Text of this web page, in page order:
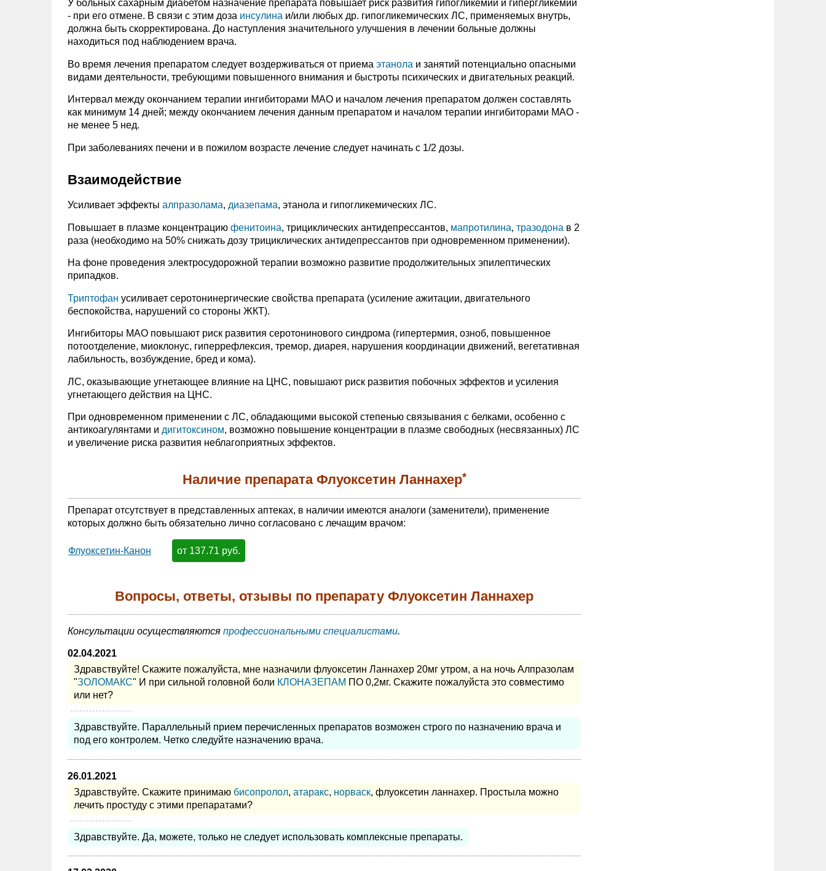
У больных сахарным диабетом назначение препарата повышает риск развития гипогликемии и гипергликемии
- при его отмене. В связи с этим доза инсулина и/или любых др. гипогликемических ЛС, применяемых внутрь,
должна быть скорректирована. До наступления значительного улучшения в лечении больные должны
находиться под наблюдением врача.
Во время лечения препаратом следует воздерживаться от приема этанола и занятий потенциально опасными
видами деятельности, требующими повышенного внимания и быстроты психических и двигательных реакций.
Интервал между окончанием терапии ингибиторами МАО и началом лечения препаратом должен составлять
как минимум 14 дней; между окончанием лечения данным препаратом и началом терапии ингибиторами МАО -
не менее 5 нед.
При заболеваниях печени и в пожилом возрасте лечение следует начинать с 1/2 дозы.
Взаимодействие
Усиливает эффекты алпразолама, диазепама, этанола и гипогликемических ЛС.
Повышает в плазме концентрацию фенитоина, трициклических антидепрессантов, мапротилина, тразодона в 2
раза (необходимо на 50% снижать дозу трициклических антидепрессантов при одновременном применении).
На фоне проведения электросудорожной терапии возможно развитие продолжительных эпилептических
припадков.
Триптофан усиливает серотонинергические свойства препарата (усиление ажитации, двигательного
беспокойства, нарушений со стороны ЖКТ).
Ингибиторы МАО повышают риск развития серотонинового синдрома (гипертермия, озноб, повышенное
потоотделение, миоклонус, гиперрефлексия, тремор, диарея, нарушения координации движений, вегетативная
лабильность, возбуждение, бред и кома).
ЛС, оказывающие угнетающее влияние на ЦНС, повышают риск развития побочных эффектов и усиления
угнетающего действия на ЦНС.
При одновременном применении с ЛС, обладающими высокой степенью связывания с белками, особенно с
антикоагулянтами и дигитоксином, возможно повышение концентрации в плазме свободных (несвязанных) ЛС
и увеличение риска развития неблагоприятных эффектов.
Наличие препарата Флуоксетин Ланнахер*
Препарат отсутствует в представленных аптеках, в наличии имеются аналоги (заменители), применение
которых должно быть обязательно лично согласовано с лечащим врачом:
Флуоксетин-Канон от 137.71 руб.
Вопросы, ответы, отзывы по препарату Флуоксетин Ланнахер
Консультации осуществляются профессиональными специалистами.
02.04.2021
Здравствуйте! Скажите пожалуйста, мне назначили флуоксетин Ланнахер 20мг утром, а на ночь Алпразолам
"ЗОЛОМАКС" И при сильной головной боли КЛОНАЗЕПАМ ПО 0,2мг. Скажите пожалуйста это совместимо
или нет?
Здравствуйте. Параллельный прием перечисленных препаратов возможен строго по назначению врача и
под его контролем. Четко следуйте назначению врача.
26.01.2021
Здравствуйте. Скажите принимаю бисопролол, атаракс, норваск, флуоксетин ланнахер. Простыла можно
лечить простуду с этими препаратами?
Здравствуйте. Да, можете, только не следует использовать комплексные препараты.